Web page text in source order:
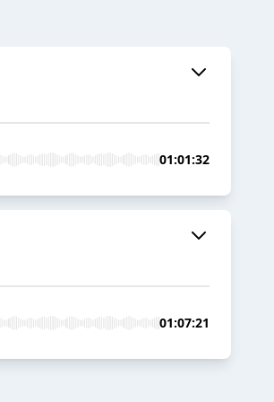
01:01:32
01:07:21